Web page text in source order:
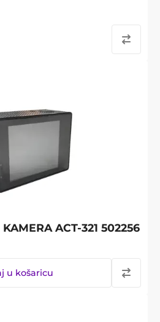
ACT-321 502256
u košaricu